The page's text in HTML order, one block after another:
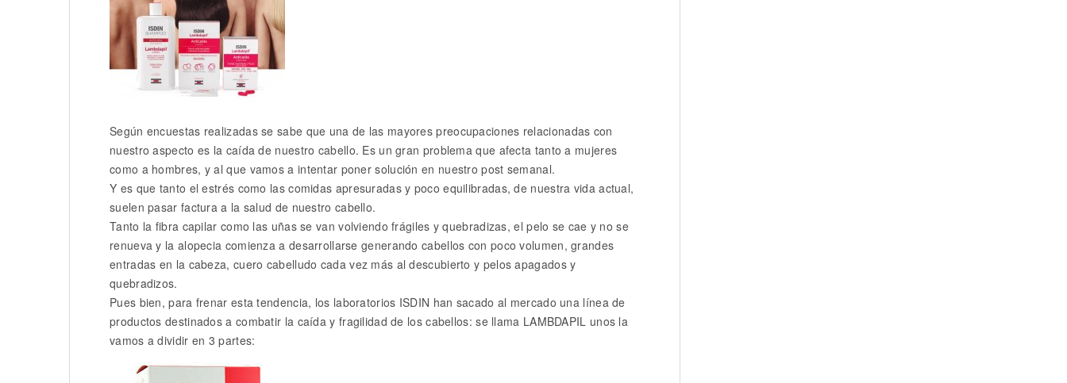
Según encuestas realizadas se sabe que una de las mayores preocupaciones relacionadas con
nuestro aspecto es la caída de nuestro cabello. Es un gran problema que afecta tanto a mujeres
como a hombres, y al que vamos a intentar poner solución en nuestro post semanal.
Y es que tanto el estrés como las comidas apresuradas y poco equilibradas, de nuestra vida actual,
suelen pasar factura a la salud de nuestro cabello.
Tanto la fibra capilar como las uñas se van volviendo frágiles y quebradizas, el pelo se cae y no se
renueva y la alopecia comienza a desarrollarse generando cabellos con poco volumen, grandes
entradas en la cabeza, cuero cabelludo cada vez más al descubierto y pelos apagados y
quebradizos.
Pues bien, para frenar esta tendencia, los laboratorios ISDIN han sacado al mercado una línea de
productos destinados a combatir la caída y fragilidad de los cabellos: se llama LAMBDAPIL unos la
vamos a dividir en 3 partes: